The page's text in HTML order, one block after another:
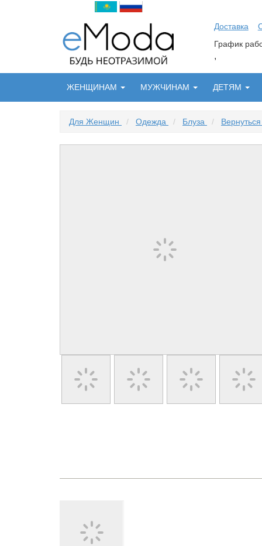
Доставка
График
,
ЖЕНЩИНАМ МУЖЧИНАМ ДЕТЯМ
Для Женщин / Одежда / Блуза /